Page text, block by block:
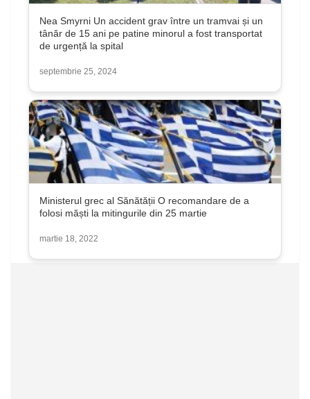
Nea Smyrni Un accident grav între un tramvai și un
tânăr de 15 ani pe patine minorul a fost transportat
de urgență la spital
septembrie 25, 2024
Ministerul grec al Sănătății O recomandare de a
folosi măști la mitingurile din 25 martie
martie 18, 2022